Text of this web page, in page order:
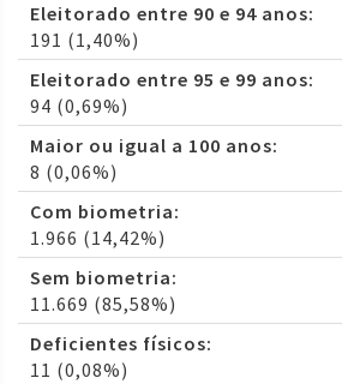
Eleitorado entre 90 e 94 anos:
191 (1,40%)
Eleitorado entre 95 e 99 anos:
94 (0,69%)
Maior ou igual a 100 anos:
8 (0,06%)
Com biometria:
1.966 (14,42%)
Sem biometria:
11.669 (85,58%)
Deficientes físicos:
11 (0,08%)